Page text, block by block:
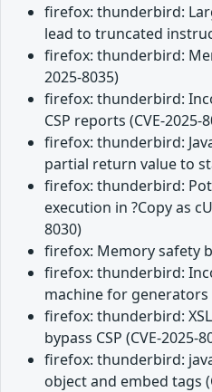
firefox: thunderbird:
lead to truncated
firefox: thunderbird:
2025-8035)
firefox: thunderbird:
CSP reports (CVE-2025-
firefox: thunderbird:
partial return value to
firefox: thunderbird:
execution in ?Copy as
8030)
firefox: Memory safety
firefox: thunderbird:
machine for generators
firefox: thunderbird:
bypass CSP (CVE-2025-
firefox: thunderbird:
object and embed tags